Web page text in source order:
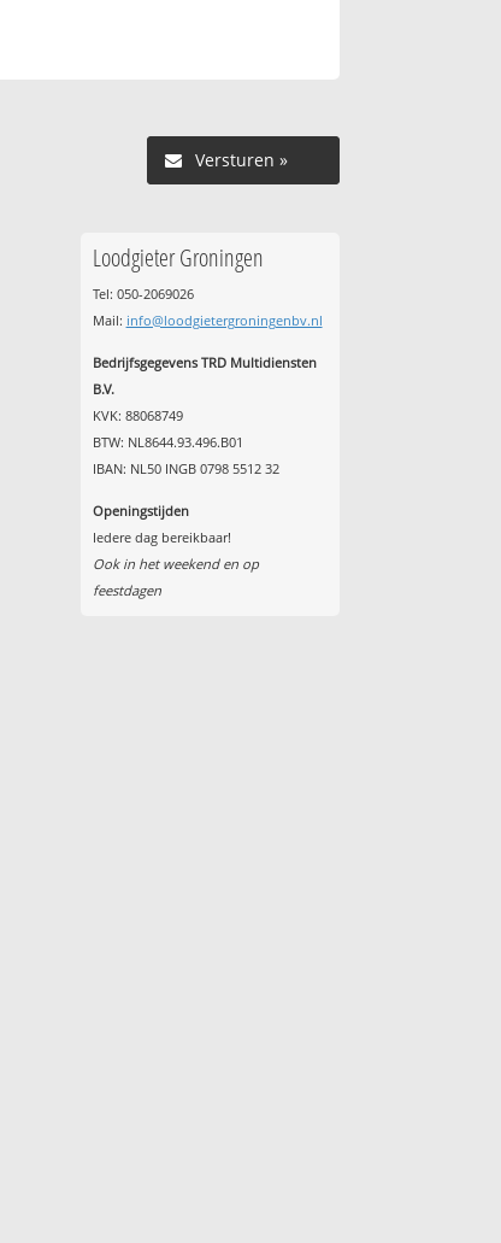
Versturen »
Loodgieter Groningen
Tel: 050-2069026
Mail: info@loodgietergroningenbv.nl
Bedrijfsgegevens TRD Multidiensten
B.V.
KVK: 88068749
BTW: NL8644.93.496.B01
IBAN: NL50 INGB 0798 5512 32
Openingstijden
Iedere dag bereikbaar!
Ook in het weekend en op
feestdagen